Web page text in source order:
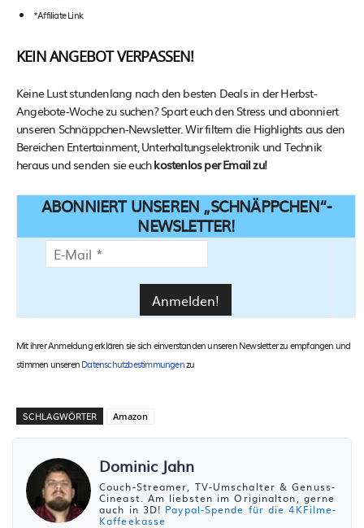
*Affiliate Link
KEIN ANGEBOT VERPASSEN!
Keine Lust stundenlang nach den besten Deals in der Herbst-
Angebote-Woche zu suchen? Spart euch den Stress und abonniert
unseren Schnäppchen-Newsletter. Wir filtern die Highlights aus den
Bereichen Entertainment, Unterhaltungselektronik und Technik
heraus und senden sie euchkostenlos per Email zu!
ABONNIERT UNSEREN „SCHNÄPPCHEN“-
NEWSLETTER!
Mit ihrer Anmeldung erklären sie sich einverstanden unseren Newsletter zu empfangen und
stimmen unserenDatenschutzbestimmungenzu
SCHLAGWÖRTER Amazon
Dominic Jahn
Couch-Streamer, TV-Umschalter & Genuss-
Cineast. Am liebsten im Originalton, gerne
auch in 3D! Paypal-Spende für die 4KFilme-
Kaffeekasse